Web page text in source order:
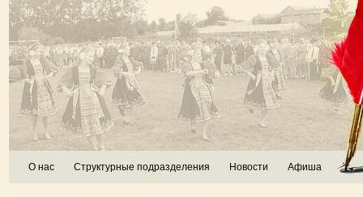
О нас Структурные подразделения Новости Афиша